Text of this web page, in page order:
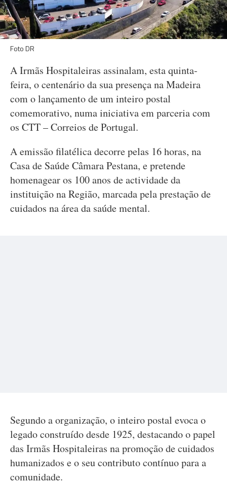
Foto DR
A Irmãs Hospitaleiras assinalam, esta quinta-
feira, o centenário da sua presença na Madeira
com o lançamento de um inteiro postal
comemorativo, numa iniciativa em parceria com
os CTT – Correios de Portugal.
A emissão filatélica decorre pelas 16 horas, na
Casa de Saúde Câmara Pestana, e pretende
homenagear os 100 anos de actividade da
instituição na Região, marcada pela prestação de
cuidados na área da saúde mental.
Segundo a organização, o inteiro postal evoca o
legado construído desde 1925, destacando o papel
das Irmãs Hospitaleiras na promoção de cuidados
humanizados e o seu contributo contínuo para a
comunidade.